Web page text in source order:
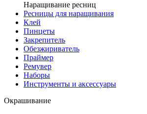
Наращивание ресниц
Ресницы для наращивания
Клей
Пинцеты
Закрепитель
Обезжириватель
Праймер
Ремувер
Наборы
Инструменты и аксессуары
Окрашивание